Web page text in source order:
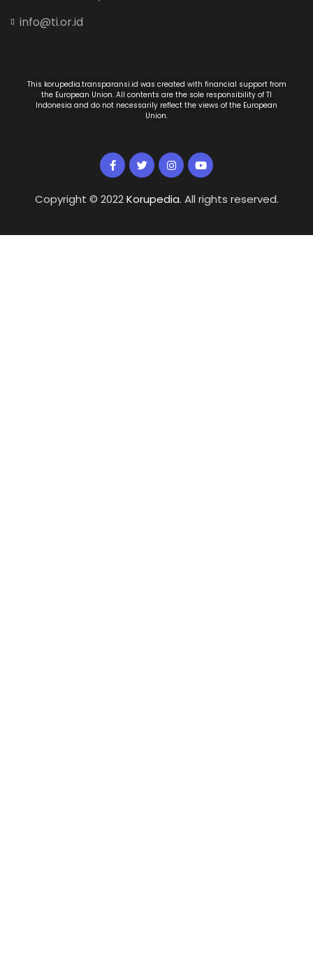
info@ti.or.id
This korupedia.transparansi.id was created with financial support from
the European Union. All contents are the sole responsibility of TI
Indonesia and do not necessarily reflect the views of the European
Union.
Copyright © 2022Korupedia. All rights reserved.